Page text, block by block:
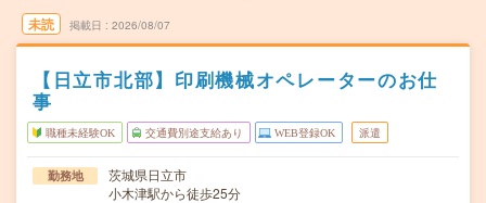
未読 掲載日 2026/08/07
【日立市北部】印刷機械オペレーターのお仕
事
職種未経験OK 交通費別途支給あり WEB登録OK 派遣
勤務地
茨城県日立市
小木津駅から徒歩25分